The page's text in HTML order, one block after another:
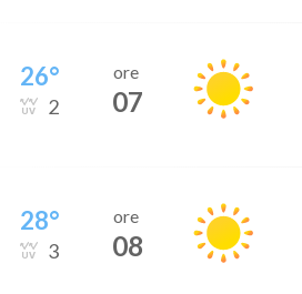
26°
2
ore
07
28°
3
ore
08